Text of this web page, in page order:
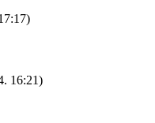
16:21)